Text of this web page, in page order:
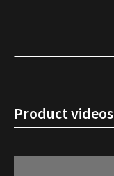
Product videos